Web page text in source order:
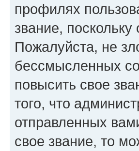
профилях
звание,
Пожалуйста, не
бессмысленных
повысить свое
того, что
отправленных
свое звание, то